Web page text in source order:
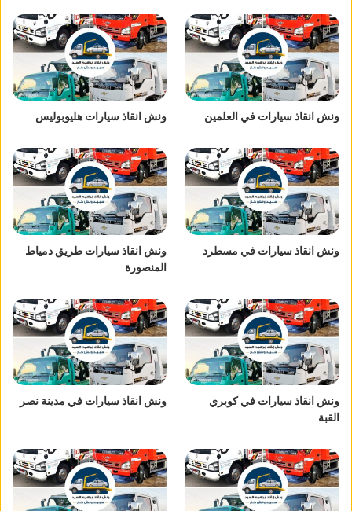
ونش انقاذ سيارات في العلمين ونش انقاذ سيارات هليوبوليس
ونش انقاذ سيارات في مسطرد
ونش انقاذ سيارات طريق دمياط
المنصورة
ونش انقاذ سيارات في كوبري
القبة
ونش انقاذ سيارات في مدينة نصر